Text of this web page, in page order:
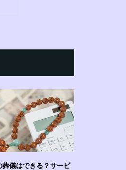
葬儀はできる？サービ